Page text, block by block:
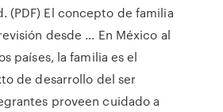
(PDF) El concepto de familia
desde ... En México al
países, la familia es el
de desarrollo del ser
proveen cuidado a